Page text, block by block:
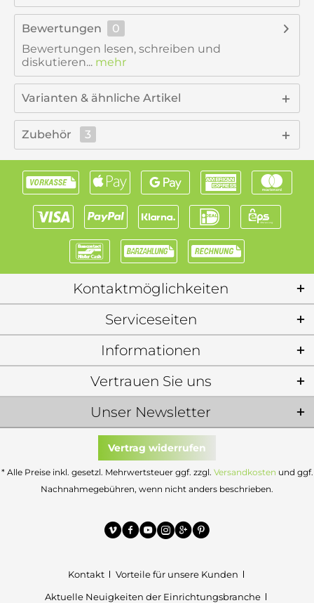
Bewertungen
0
Bewertungen lesen, schreiben und
diskutieren... mehr
Varianten & ähnliche Artikel
Zubehör 3
Kontaktmöglichkeiten
Serviceseiten
Informationen
Unser Newsletter
Vertrauen Sie uns
Vertrag widerrufen
* Alle Preise inkl. gesetzl. Mehrwertsteuer ggf. zzgl. Versandkosten und ggf.
Nachnahmegebühren, wenn nicht anders beschrieben.
Kontakt
Vorteile für unsere Kunden
Aktuelle Neuigkeiten der Einrichtungsbranche